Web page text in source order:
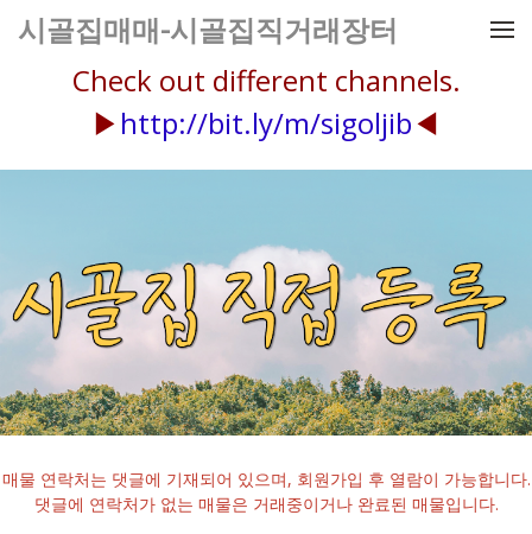
메뉴 건너뛰기
시골집매매-시골집직거래장터
Check out different channels.
▶http://bit.ly/m/sigoljib◀
매물 연락처는 댓글에 기재되어 있으며, 회원가입 후 열람이 가능합니다.
댓글에 연락처가 없는 매물은 거래중이거나 완료된 매물입니다.